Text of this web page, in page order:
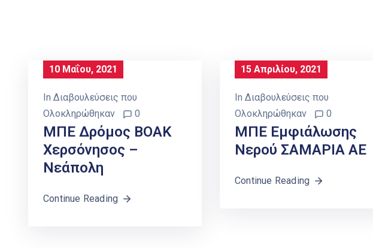
10 Μαΐου, 2021
In Διαβουλεύσεις που
Ολοκληρώθηκαν
0
ΜΠΕ Δρόμος ΒΟΑΚ
Χερσόνησος –
Νεάπολη
Continue Reading
15 Απριλίου, 2021
In Διαβουλεύσεις που
Ολοκληρώθηκαν
0
ΜΠΕ Εμφιάλωσης
Νερού ΣΑΜΑΡΙΑ ΑΕ
Continue Reading